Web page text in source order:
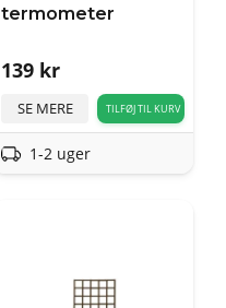
termometer
139 kr
SE MERE TILFØJ TIL KURV
1-2 uger